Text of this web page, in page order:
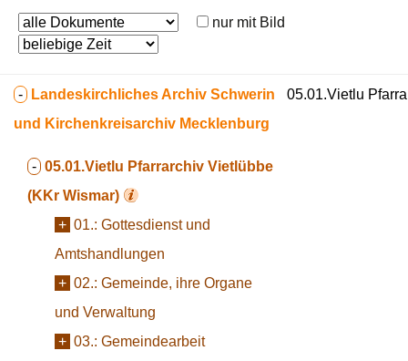
nur mit Bild
- Landeskirchliches Archiv Schwerin
und Kirchenkreisarchiv Mecklenburg
- 05.01.Vietlu Pfarrarchiv Vietlübbe
(KKr Wismar)
+ 01.: Gottesdienst und
Amtshandlungen
+ 02.: Gemeinde, ihre Organe
und Verwaltung
+ 03.: Gemeindearbeit
05.01.Vietlu